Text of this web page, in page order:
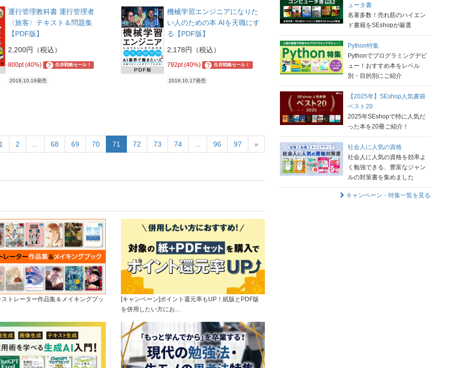
運行管理教科書 運行管理者
〈旅客〉テキスト＆問題集
【PDF版】
2,200円（税込）
800pt (40%) ? 生存戦略セール！
2018.10.19発売
機械学習エンジニアになりた
い人のための本 AIを天職にす
る【PDF版】
2,178円（税込）
792pt (40%) ? 生存戦略セール！
2018.10.17発売
1 2 68 69 70 71 72 73 74 96 97 »
ストレーター作品集＆メイキングブッ
[キャンペーン]ポイント還元率もUP！紙版とPDF版
を併用したい方にお…
ュータ書
名著多数！売れ筋のハイエン
ド書籍をSEshopが厳選
Python特集
Pythonでプログラミングデビ
ュー！おすすめ本をレベル
別・目的別にご紹介
【2025年】SEshop人気書籍
ベスト20
2025年SEshopで特に人気だ
った本を20冊ご紹介！
社会人に人気の資格
社会人に人気の資格を効率よ
く勉強できる、豊富なジャン
ルの対策書を集めました
キャンペーン・特集一覧を見る